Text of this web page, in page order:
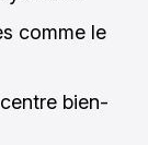
comme le
bien-